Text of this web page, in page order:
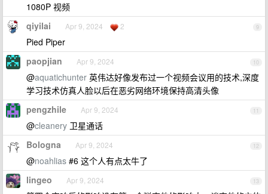
1080P 视频
9
qiyilai Apr 9, 2024 2
Pied Piper
10
paopjian Apr 9, 2024
@aquatichunter 英伟达好像发布过一个视频会议用的技术,深度
学习技术仿真人脸以后在恶劣网络环境保持高清头像
11
pengzhile Apr 9, 2024
@cleanery 卫星通话
12
Bologna Apr 9, 2024
@noahlias #6 这个人有点太牛了
13
lingeo Apr 9, 2024